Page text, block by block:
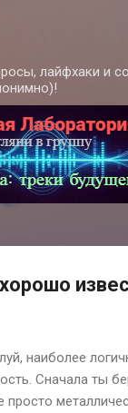
лайфхаки и
наиболее
Сначала ты